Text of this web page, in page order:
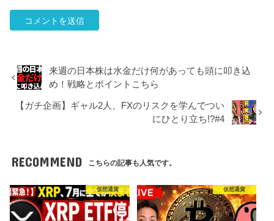
来週の日本株は水金だけ何があっても頭に叩き込
め！戦略とポイントこちら
【ガチ企画】ギャル2人、FXのリスクを学んでつい
にひとり立ち!?#4
RECOMMEND こちらの記事も人気です。
仮想通貨 仮想通貨